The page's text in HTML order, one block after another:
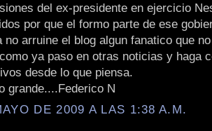
del ex-presidente en ejercicio
por que el formo parte de ese
no arruine el blog algun fanatico que
ya paso en otras noticias y haga
desde lo que piensa.
grande....Federico N
DE 2009 A LAS 1:38 A.M.